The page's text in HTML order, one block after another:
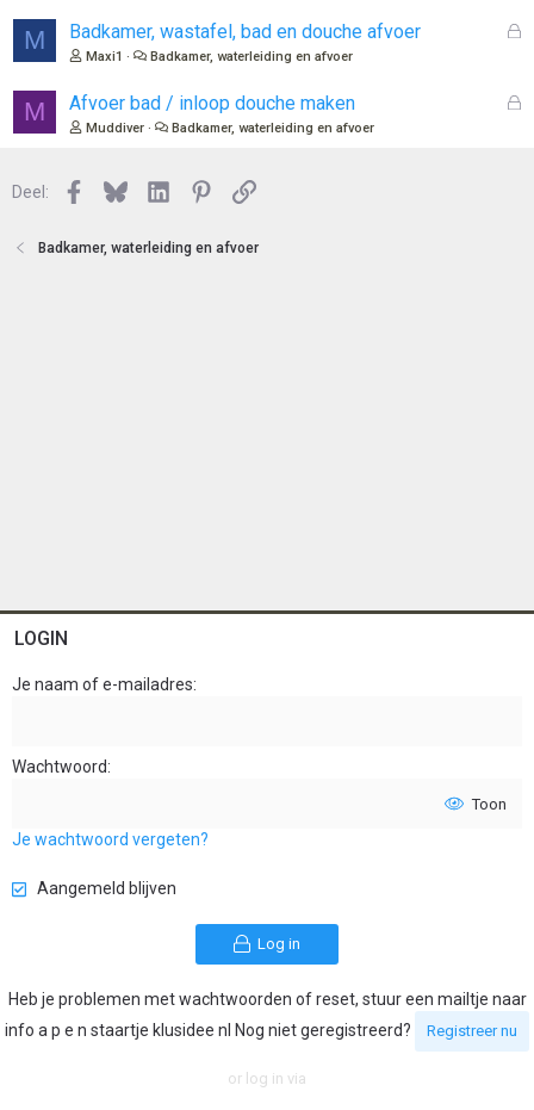
o
M
G
Badkamer, wastafel, bad en douche afvoer
Maxi1 Badkamer, waterleiding en afvoer
M
G
Afvoer bad / inloop douche maken
Muddiver Badkamer, waterleiding en afvoer
Deel: Facebook
BlueskyLinkedInPinterest
Link
Badkamer, waterleiding en afvoer
LOGIN
Je naam of e-mailadres
Wachtwoord
Toon
Je wachtwoord vergeten?
Aangemeld blijven
Log in
Heb je problemen met wachtwoorden of reset, stuur een mailtje naar
info a p e n staartje klusidee nl Nog niet geregistreerd?
Registreer nu
or log in via